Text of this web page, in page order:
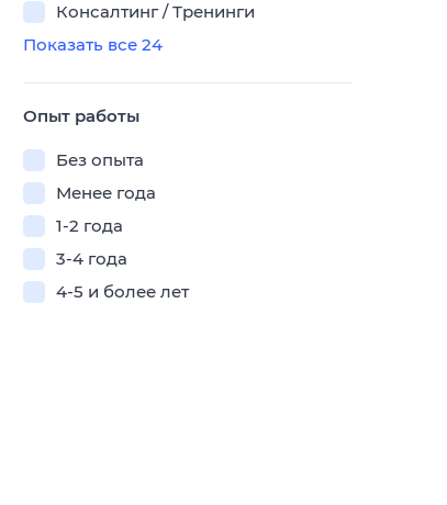
Консалтинг / Тренинги
Показать все 24
Опыт работы
Без опыта
Менее года
1-2 года
3-4 года
4-5 и более лет